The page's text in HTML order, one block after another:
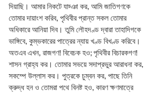
দিয়াছি। আমার নিকটে যাচ্ঞা কর, আমি জাতিগণকে
তোমার দায়াংশ করিব, পৃথিবীর প্রান্ত সকল তোমার
অধিকারে আনিয়া দিব। তুমি লৌহদণ্ড দ্বারা তাহাদিগকে
ভাঙ্গিবে, কুম্ভকারের পাত্রের ন্যায় খণ্ড বিখণ্ড করিবে।
অতএব এখন, রাজগণ! বিবেচক হও; পৃথিবীর বিচারকগণ!
শাসন গ্রাহ্য কর। তোমার সভয়ে সদাপ্রভুর আরাধনা কর,
সকম্পে উল্লাস কর। পুত্রকে চুম্বন কর, পাছে তিনি
ক্রুদ্ধ হন ও তোমরা পথে বিনষ্ট হও, কারণ ক্ষণমাত্রে